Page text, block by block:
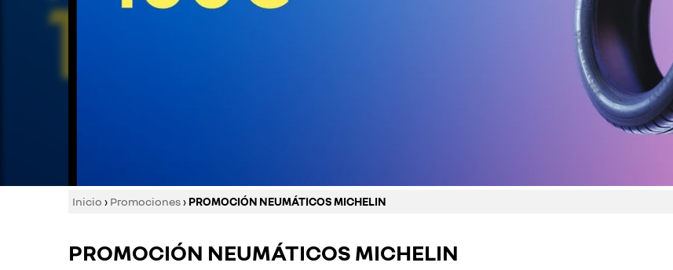
Inicio › Promociones› PROMOCIÓN NEUMÁTICOS MICHELIN
PROMOCIÓN NEUMÁTICOS MICHELIN